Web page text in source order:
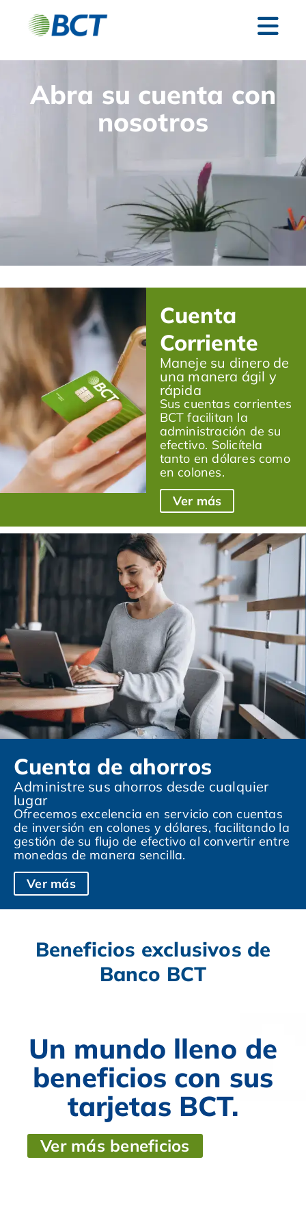
Abra su cuenta con
nosotros
Cuenta
Corriente
Maneje su dinero de
una manera ágil y
rápida
Sus cuentas corrientes
BCT facilitan la
administración de su
efectivo. Solicítela
tanto en dólares como
en colones.
Ver más
Cuenta de ahorros
Administre sus ahorros desde cualquier
lugar
Ofrecemos excelencia en servicio con cuentas
de inversión en colones y dólares, facilitando la
gestión de su flujo de efectivo al convertir entre
monedas de manera sencilla.
Ver más
Beneficios exclusivos de
Banco BCT
Un mundo lleno de
beneficios con sus
tarjetas BCT.
Ver más beneficios